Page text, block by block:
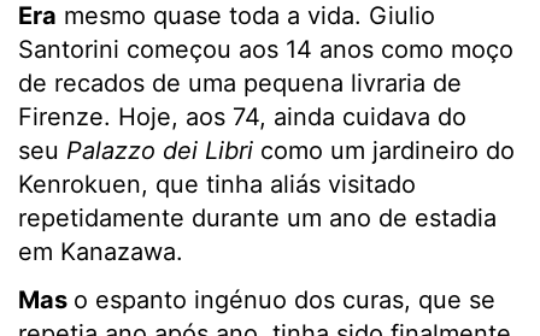
Era mesmo quase toda a vida. Giulio
Santorini começou aos 14 anos como moço
de recados de uma pequena livraria de
Firenze. Hoje, aos 74, ainda cuidava do
seu Palazzo dei Libri como um jardineiro do
Kenrokuen, que tinha aliás visitado
repetidamente durante um ano de estadia
em Kanazawa.
Mas o espanto ingénuo dos curas, que se